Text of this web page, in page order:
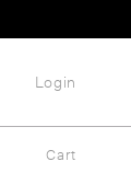
Login
Cart